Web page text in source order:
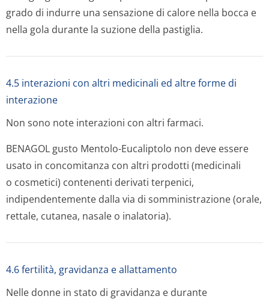
grado di indurre una sensazione di calore nella bocca e
nella gola durante la suzione della pastiglia.
4.5 interazioni con altri medicinali ed altre forme di
interazione
Non sono note interazioni con altri farmaci.
BENAGOL gusto Mentolo-Eucaliptolo non deve essere
usato in concomitanza con altri prodotti (medicinali
o cosmetici) contenenti derivati terpenici,
indipendentemente dalla via di somministrazione (orale,
rettale, cutanea, nasale o inalatoria).
4.6 fertilità, gravidanza e allattamento
Nelle donne in stato di gravidanza e durante